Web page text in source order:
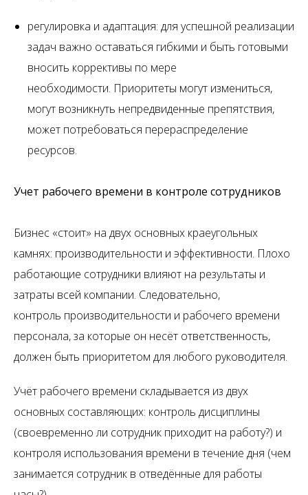
регулировка и адаптация: для успешной реализации
задач важно оставаться гибкими и быть готовыми
вносить коррективы по мере
необходимости. Приоритеты могут измениться,
могут возникнуть непредвиденные препятствия,
может потребоваться перераспределение
ресурсов.
Учет рабочего времени в контроле сотрудников
Бизнес «стоит» на двух основных краеугольных
камнях: производительности и эффективности. Плохо
работающие сотрудники влияют на результаты и
затраты всей компании. Следовательно,
контроль производительности и рабочего времени
персонала, за которые он несёт ответственность,
должен быть приоритетом для любого руководителя.
Учёт рабочего времени складывается из двух
основных составляющих: контроль дисциплины
(своевременно ли сотрудник приходит на работу?) и
контроля использования времени в течение дня (чем
занимается сотрудник в отведённые для работы